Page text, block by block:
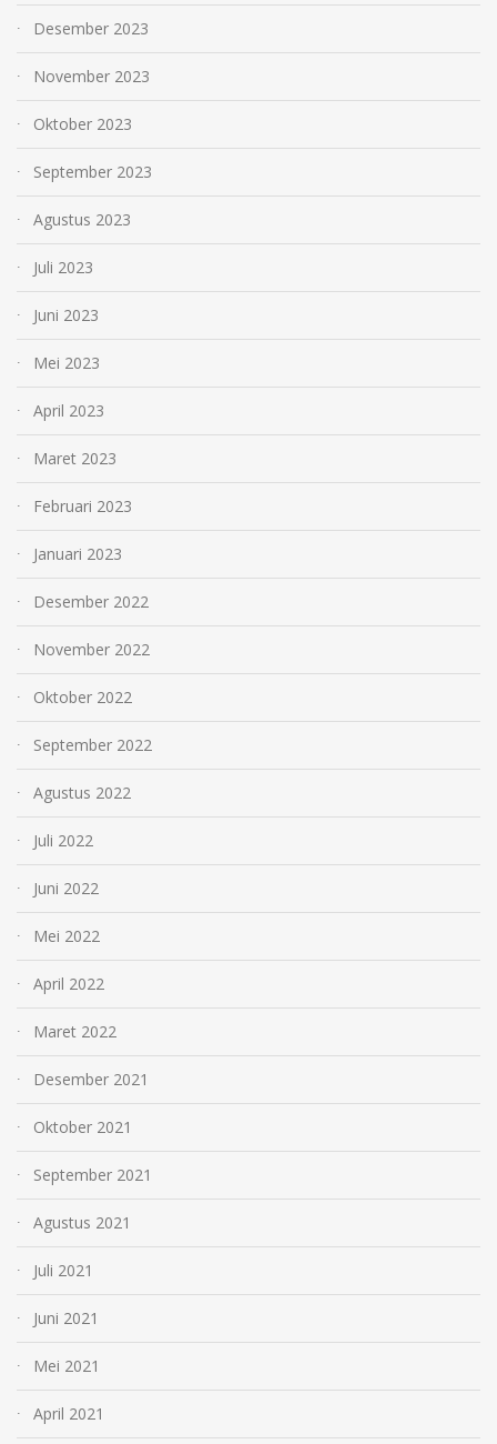
Desember 2023
November 2023
Oktober 2023
September 2023
Agustus 2023
Juli 2023
Juni 2023
Mei 2023
April 2023
Maret 2023
Februari 2023
Januari 2023
Desember 2022
November 2022
Oktober 2022
September 2022
Agustus 2022
Juli 2022
Juni 2022
Mei 2022
April 2022
Maret 2022
Desember 2021
Oktober 2021
September 2021
Agustus 2021
Juli 2021
Juni 2021
Mei 2021
April 2021